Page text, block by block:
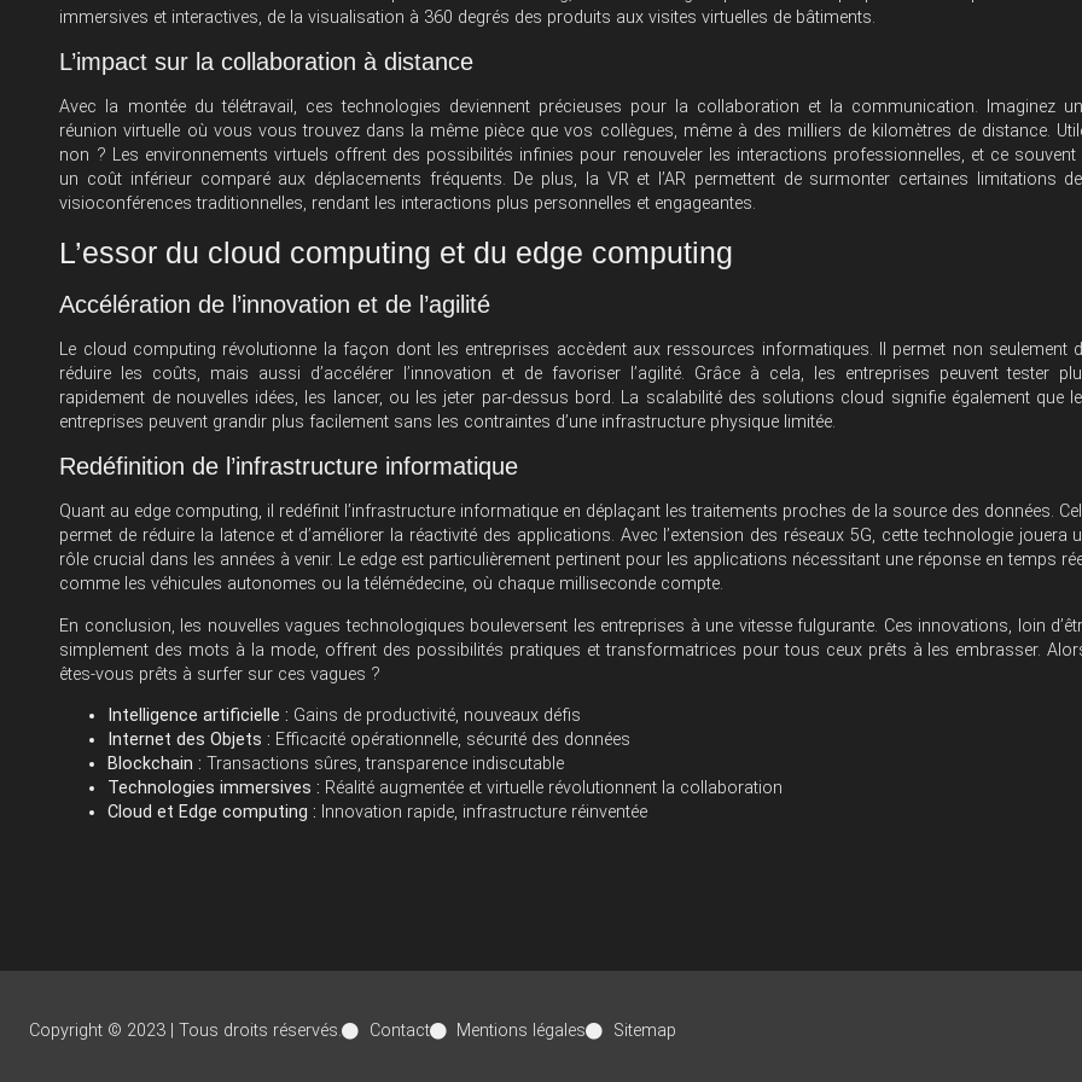
immersives et interactives, de la visualisation à 360 degrés des produits aux visites virtuelles de bâtiments.
L’impact sur la collaboration à distance
Avec la montée du télétravail, ces technologies deviennent précieuses pour la collaboration et la communication. Imaginez
réunion virtuelle où vous vous trouvez dans la même pièce que vos collègues, même à des milliers de kilomètres de distance.
non ? Les environnements virtuels offrent des possibilités infinies pour renouveler les interactions professionnelles, et ce souvent
un coût inférieur comparé aux déplacements fréquents. De plus, la VR et l’AR permettent de surmonter certaines limitations
visioconférences traditionnelles, rendant les interactions plus personnelles et engageantes.
L’essor du cloud computing et du edge computing
Accélération de l’innovation et de l’agilité
Le cloud computing révolutionne la façon dont les entreprises accèdent aux ressources informatiques. Il permet non seulement
réduire les coûts, mais aussi d’accélérer l’innovation et de favoriser l’agilité. Grâce à cela, les entreprises peuvent tester
rapidement de nouvelles idées, les lancer, ou les jeter par-dessus bord. La scalabilité des solutions cloud signifie également que
entreprises peuvent grandir plus facilement sans les contraintes d’une infrastructure physique limitée.
Redéfinition de l’infrastructure informatique
Quant au edge computing, il redéfinit l’infrastructure informatique en déplaçant les traitements proches de la source des données.
permet de réduire la latence et d’améliorer la réactivité des applications. Avec l’extension des réseaux 5G, cette technologie jouera
rôle crucial dans les années à venir. Le edge est particulièrement pertinent pour les applications nécessitant une réponse en temps
comme les véhicules autonomes ou la télémédecine, où chaque milliseconde compte.
En conclusion, les nouvelles vagues technologiques bouleversent les entreprises à une vitesse fulgurante. Ces innovations, loin
simplement des mots à la mode, offrent des possibilités pratiques et transformatrices pour tous ceux prêts à les embrasser.
êtes-vous prêts à surfer sur ces vagues ?
Intelligence artificielle : Gains de productivité, nouveaux défis
Internet des Objets : Efficacité opérationnelle, sécurité des données
Blockchain : Transactions sûres, transparence indiscutable
Technologies immersives : Réalité augmentée et virtuelle révolutionnent la collaboration
Cloud et Edge computing : Innovation rapide, infrastructure réinventée
Copyright © 2023 | Tous droits réservés. Contact Mentions légales Sitemap